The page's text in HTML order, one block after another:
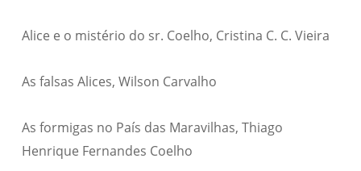
Alice e o mistério do sr. Coelho, Cristina C. C. Vieira
As falsas Alices, Wilson Carvalho
As formigas no País das Maravilhas, Thiago
Henrique Fernandes Coelho